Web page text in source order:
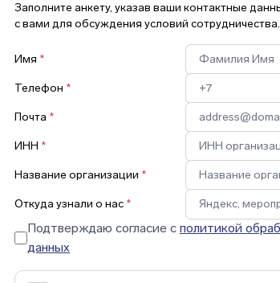
Заполните анкету, указав ваши контактные
с вами для обсуждения условий сотрудничества.
Имя *
Телефон *
Почта *
ИНН *
Название организации *
Откуда узнали о нас *
Подтверждаю согласие с политикой
данных